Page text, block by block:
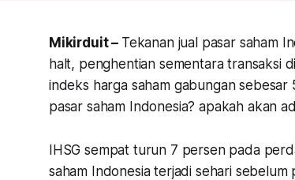
Mikirduit – Tekanan jual pasar saham
halt, penghentian sementara transaksi
indeks harga saham gabungan
pasar saham Indonesia? apakah akan
IHSG sempat turun 7 persen pada
saham Indonesia terjadi sehari